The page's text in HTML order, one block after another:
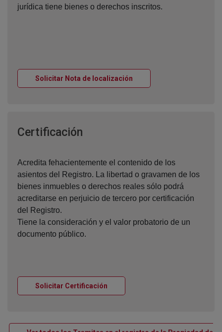
jurídica tiene bienes o derechos inscritos.
Solicitar Nota de localización
Certificación
Acredita fehacientemente el contenido de los
asientos del Registro. La libertad o gravamen de los
bienes inmuebles o derechos reales sólo podrá
acreditarse en perjuicio de tercero por certificación
del Registro.
Tiene la consideración y el valor probatorio de un
documento público.
Solicitar Certificación